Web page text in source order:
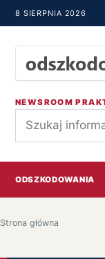
8 SIERPNIA 2026
NEWSROOM
Szukaj
ODSZKODOWANIA
Strona główna